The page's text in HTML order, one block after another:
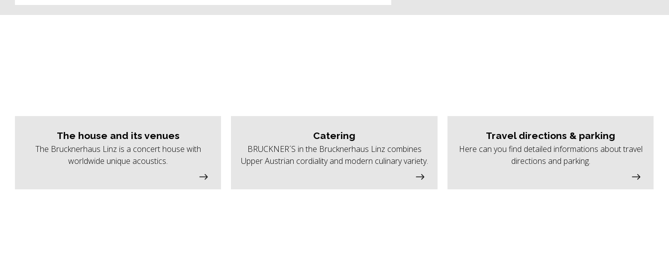
The house and its venues
The Brucknerhaus Linz is a concert house with
worldwide unique acoustics.
Catering
BRUCKNER´S in the Brucknerhaus Linz combines
Upper Austrian cordiality and modern culinary variety.
Travel directions & parking
Here can you find detailed informations about travel
directions and parking.